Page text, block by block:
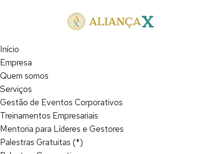
Início
Empresa
Quem somos
Serviços
Gestão de Eventos Corporativos
Treinamentos Empresariais
Mentoria para Líderes e Gestores
Palestras Gratuitas (*)